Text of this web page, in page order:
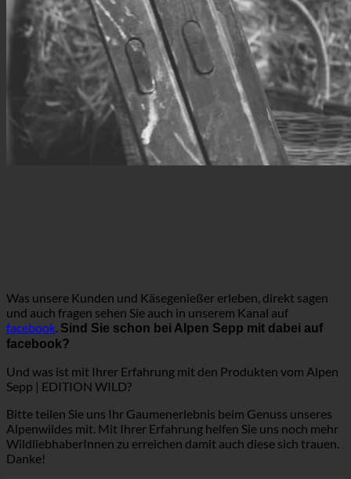
Was unsere Kunden und Käsegenießer erleben, direkt sagen
und auch fragen sehen Sie auch in unserem Kanal auf
facebook Sind Sie schon bei Alpen Sepp mit dabei auf
facebook?
Und was ist mit Ihrer Erfahrung mit den Produkten vom Alpen
Sepp | EDITION WILD?
Bitte teilen Sie uns Ihr Gaumenerlebnis beim Genuss unseres
Alpenwildes mit. Mit Ihrer Erfahrung helfen Sie uns noch mehr
WildliebhaberInnen zu erreichen damit auch diese sich trauen.
Danke!